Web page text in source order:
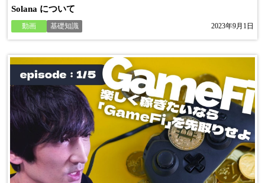
Solana について
動画 基礎知識 2023年9月1日